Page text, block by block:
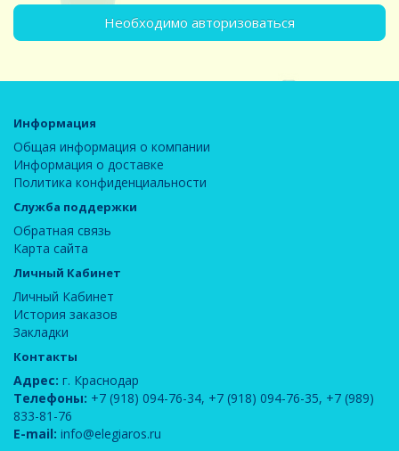
Необходимо авторизоваться
Информация
Общая информация о компании
Информация о доставке
Политика конфиденциальности
Служба поддержки
Обратная связь
Карта сайта
Личный Кабинет
Личный Кабинет
История заказов
Закладки
Контакты
Адрес: г. Краснодар
Телефоны: +7 (918) 094-76-34, +7 (918) 094-76-35, +7 (989)
833-81-76
E-mail: info@elegiaros.ru